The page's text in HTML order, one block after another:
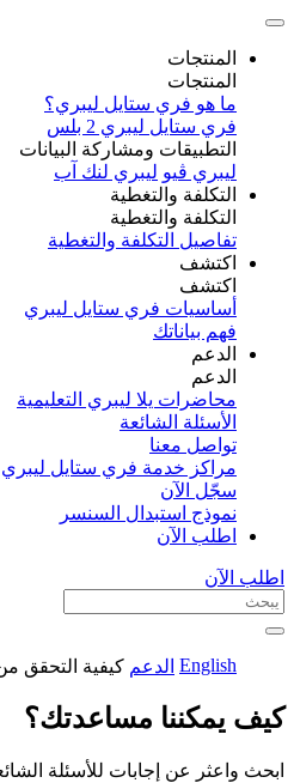
المنتجات
المنتجات
ما هو فري ستايل ليبري؟
فري ستايل ليبري 2 بلس​
التطبيقات ومشاركة البيانات
ليبري ڤيو ليبري لنك آب
التكلفة والتغطية
التكلفة والتغطية
تفاصيل التكلفة والتغطية
اكتشف​
اكتشف​
أساسيات فري ستايل ليبري
فهم بياناتك
الدعم
الدعم
محاضرات يلا ليبري التعليمية
الأسئلة الشائعة
تواصل معنا
مراكز خدمة فري ستايل ليبري
سجّل الآن​
نموذج استبدال السنسر
اطلب الآن
اطلب الآن
English الدعم كيفية التحقق
كيف يمكننا مساعدتك؟
ابحث واعثر عن إجابات للأسئلة